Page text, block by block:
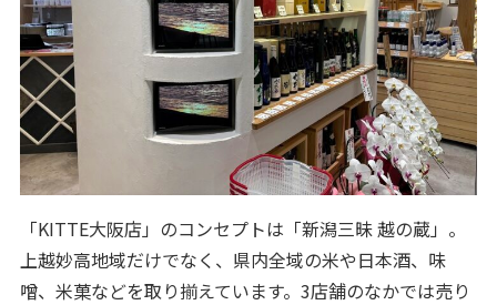
「KITTE大阪店」のコンセプトは「新潟三昧 越の蔵」。
上越妙高地域だけでなく、県内全域の米や日本酒、味
噌、米菓などを取り揃えています。3店舗のなかでは売り